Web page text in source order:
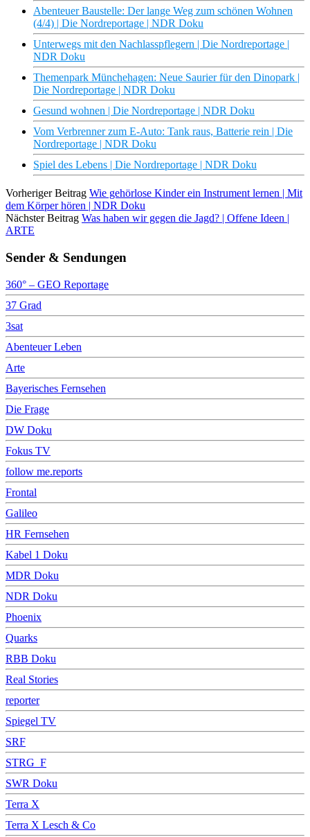
Abenteuer Baustelle: Der lange Weg zum schönen Wohnen
(4/4) | Die Nordreportage | NDR Doku
Unterwegs mit den Nachlasspflegern | Die Nordreportage |
NDR Doku
Themenpark Münchehagen: Neue Saurier für den Dinopark |
Die Nordreportage | NDR Doku
Gesund wohnen | Die Nordreportage | NDR Doku
Vom Verbrenner zum E-Auto: Tank raus, Batterie rein | Die
Nordreportage | NDR Doku
Spiel des Lebens | Die Nordreportage | NDR Doku
Vorheriger Beitrag Wie gehörlose Kinder ein Instrument lernen | Mit
dem Körper hören | NDR Doku
Nächster Beitrag Was haben wir gegen die Jagd? | Offene Ideen |
ARTE
Sender & Sendungen
360° – GEO Reportage
37 Grad
3sat
Abenteuer Leben
Arte
Bayerisches Fernsehen
Die Frage
DW Doku
Fokus TV
follow me.reports
Frontal
Galileo
HR Fernsehen
Kabel 1 Doku
MDR Doku
NDR Doku
Phoenix
Quarks
RBB Doku
Real Stories
reporter
Spiegel TV
SRF
STRG_F
SWR Doku
Terra X
Terra X Lesch & Co